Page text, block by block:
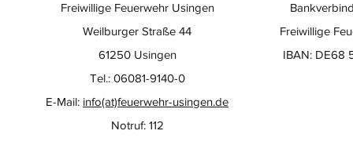
Freiwillige
IBAN: DE68
Freiwillige Feuerwehr Usingen
Weilburger Straße 44
61250 Usingen
Tel.: 06081-9140-0
E-Mail: info(at)feuerwehr-usingen.de
Notruf: 112